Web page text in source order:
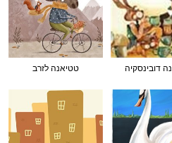
דובינסקיה טטיאנה לזרב